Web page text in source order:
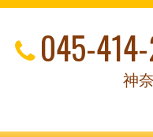
045-
神